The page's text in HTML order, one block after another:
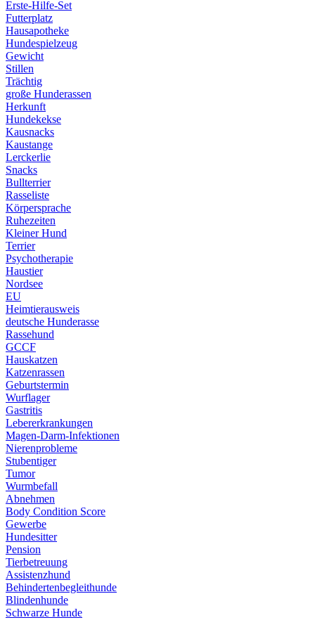
Erste-Hilfe-Set
Futterplatz
Hausapotheke
Hundespielzeug
Gewicht
Stillen
Trächtig
große Hunderassen
Herkunft
Hundekekse
Kausnacks
Kaustange
Lerckerlie
Snacks
Bullterrier
Rasseliste
Körpersprache
Ruhezeiten
Kleiner Hund
Terrier
Psychotherapie
Haustier
Nordsee
EU
Heimtierausweis
deutsche Hunderasse
Rassehund
GCCF
Hauskatzen
Katzenrassen
Geburtstermin
Wurflager
Gastritis
Lebererkrankungen
Magen-Darm-Infektionen
Nierenprobleme
Stubentiger
Tumor
Wurmbefall
Abnehmen
Body Condition Score
Gewerbe
Hundesitter
Pension
Tierbetreuung
Assistenzhund
Behindertenbegleithunde
Blindenhunde
Schwarze Hunde